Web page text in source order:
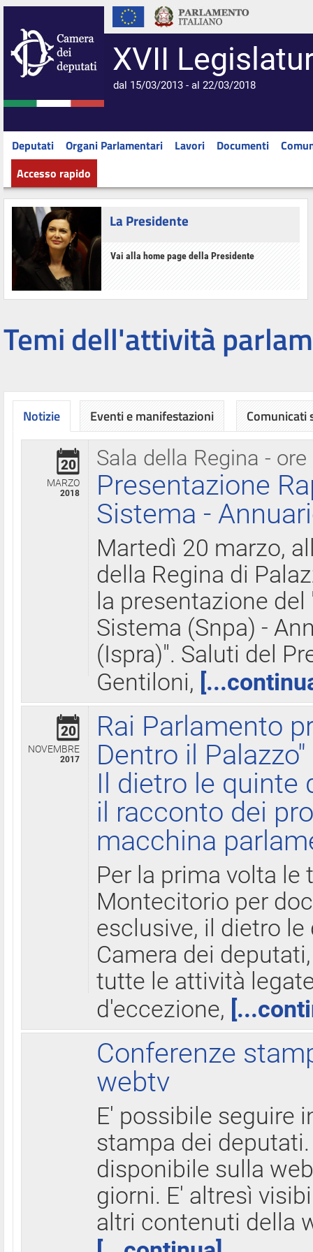
XVII
dal 15/03/2013 - al 22/03/2018
Deputati Organi Parlamentari Lavori Documenti
Accesso rapido
La Presidente
Vai alla home page della Presidente
Temi dell'attività
Notizie
Sala della Regina - ore
20
MARZO
2018
Presentazione
Sistema -
Martedì 20 marzo,
della Regina di
la presentazione
Sistema (Snpa) -
(Ispra)". Saluti del
Gentiloni,
20
NOVEMBRE
2017
Rai Parlamento
Dentro il Palazzo"
Il dietro le quinte
il racconto dei
macchina
Per la prima volta le
Montecitorio per
esclusive, il dietro
Camera dei
tutte le attività
d'eccezione,
Conferenze
webtv
E' possibile seguire
stampa dei
disponibile sulla
giorni. E' altresì
altri contenuti della
Eventi e manifestazioni Comunicati